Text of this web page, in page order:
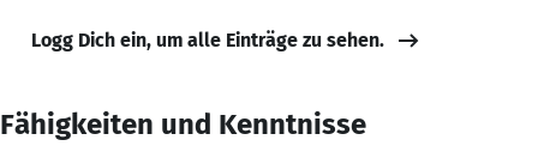
Logg Dich ein, um alle Einträge zu sehen.
Fähigkeiten und Kenntnisse